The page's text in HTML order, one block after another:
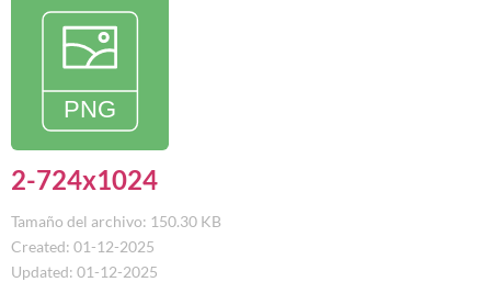
2-724x1024
Tamaño del archivo: 150.30 KB
Created: 01-12-2025
Updated: 01-12-2025